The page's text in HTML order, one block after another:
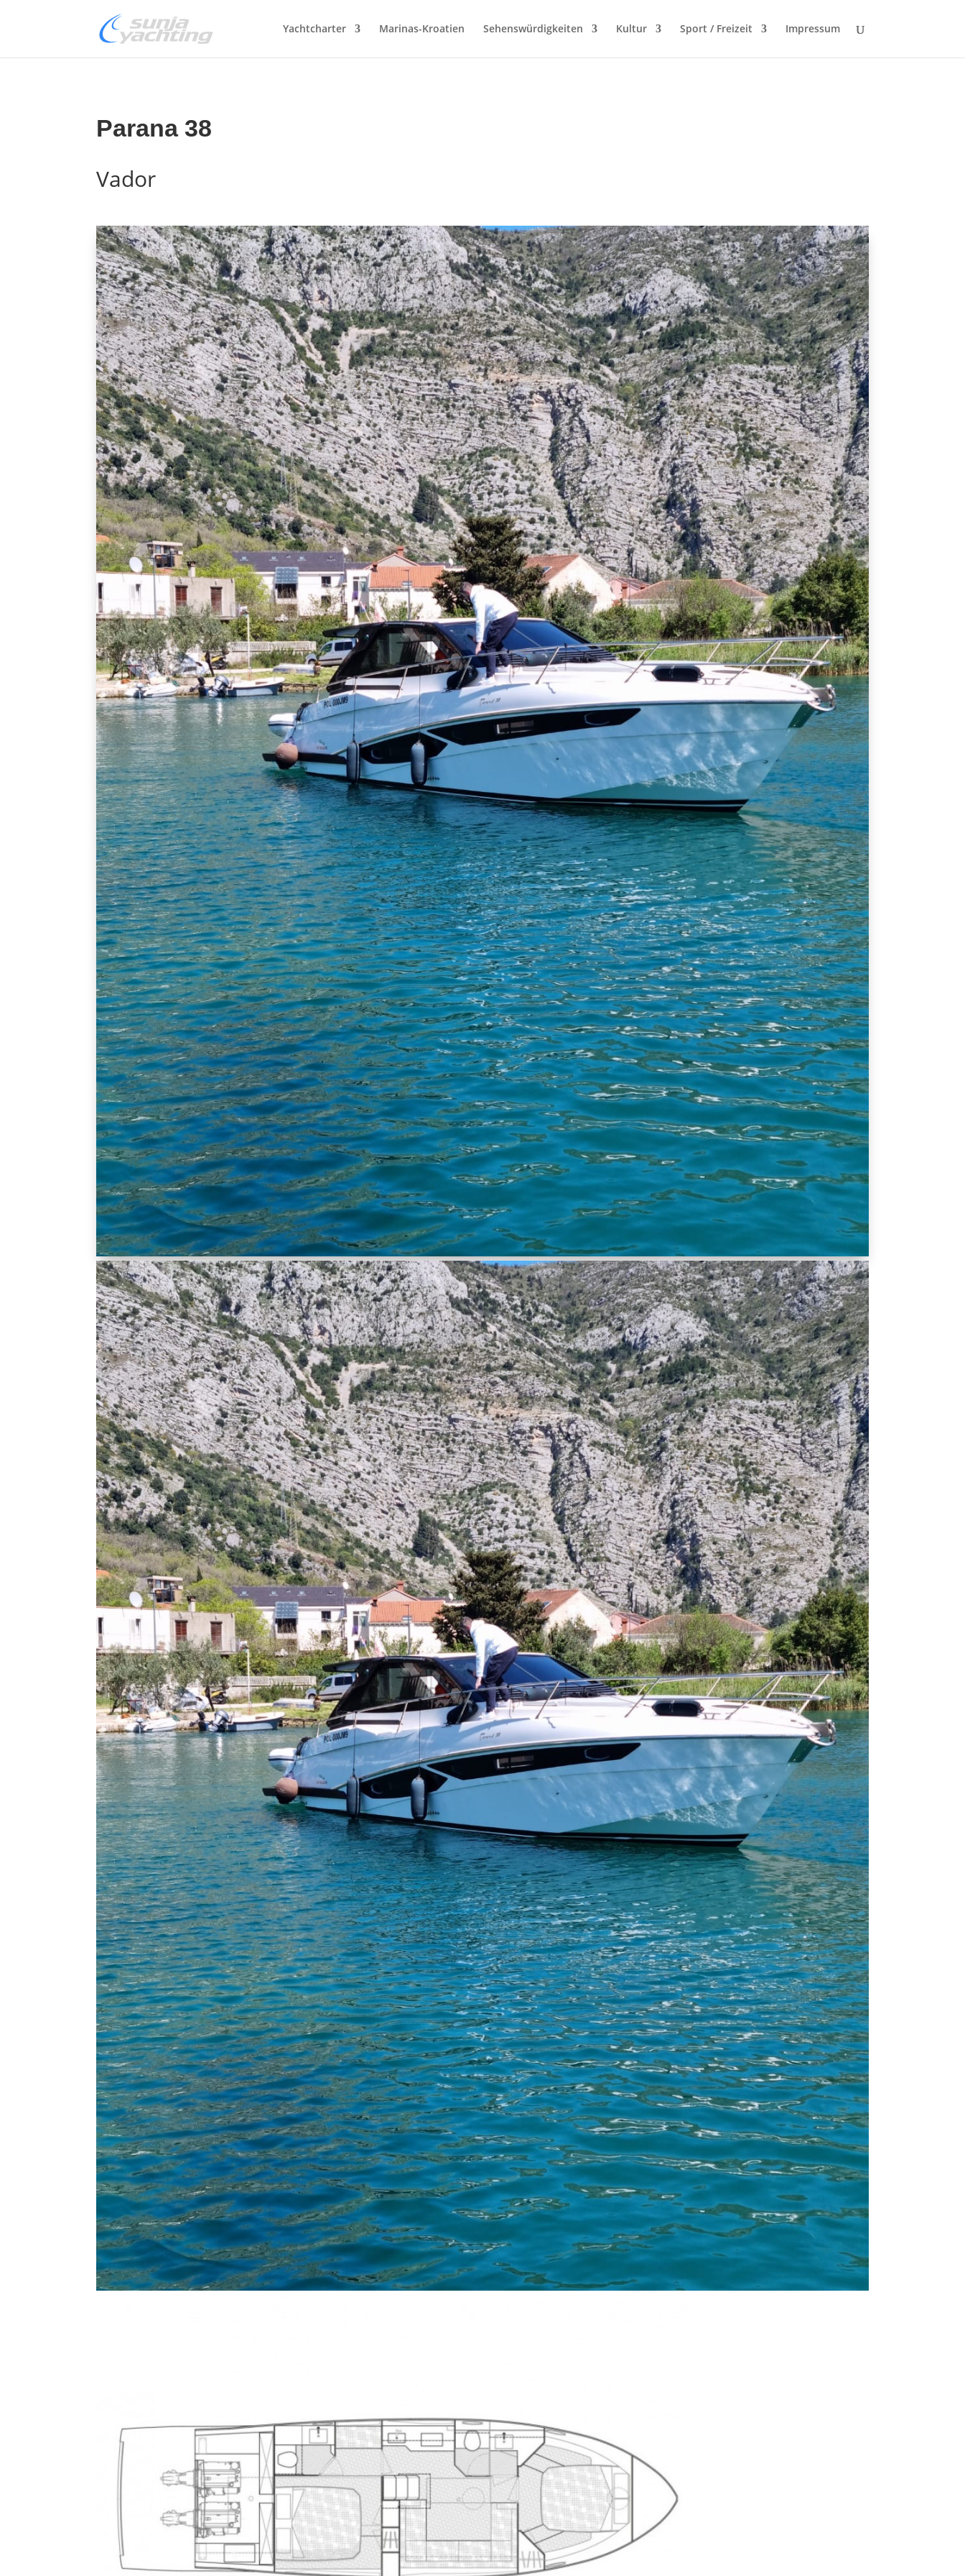
Yachtcharter Marinas-Kroatien Sehenswürdigkeiten Kultur Sport / Freizeit Impressum
Parana 38
Vador